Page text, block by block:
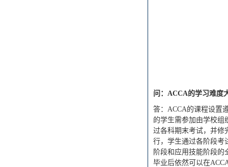
问： ACCA的学习难度
答： ACCA的课程设置
的学生需参加由学校组
过各科期末考试，并修
行，学生通过各阶段考
阶段和应用技能阶段的
毕业后依然可以在